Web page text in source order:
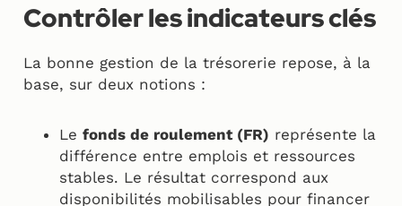
Contrôler les indicateurs clés
La bonne gestion de la trésorerie repose, à la
base, sur deux notions :
Le fonds de roulement (FR) représente la
différence entre emplois et ressources
stables. Le résultat correspond aux
disponibilités mobilisables pour financer